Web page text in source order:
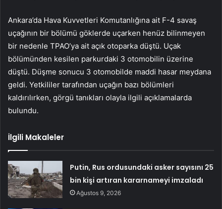
Ankara’da Hava Kuvvetleri Komutanlığına ait F-4 savaş
uçağının bir bölümü göklerde uçarken henüz bilinmeyen
bir nedenle TPAO’ya ait açık otoparka düştü. Uçak
bölümünden kesilen parkurdaki 3 otomobilin üzerine
düştü. Düşme sonucu 3 otomobilde maddi hasar meydana
geldi. Yetkililer tarafından uçağın bazı bölümleri
kaldırılırken, görgü tanıkları olayla ilgili açıklamalarda
bulundu.
İlgili Makaleler
Putin, Rus ordusundaki asker sayısını 25
bin kişi artıran kararnameyi imzaladı
Ağustos 9, 2026